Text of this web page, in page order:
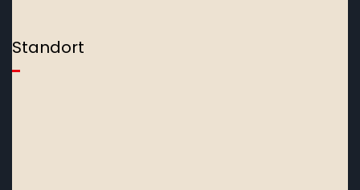
Standort